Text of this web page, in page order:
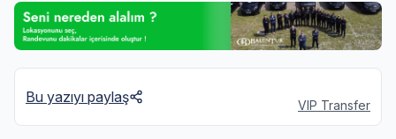
Bu yazıyı paylaş VIP Transfer